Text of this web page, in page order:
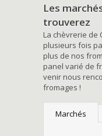
Les
trouverez
La chèvrerie de
plusieurs fois
plus de nos
panel varié de
venir nous
fromages !
Marchés